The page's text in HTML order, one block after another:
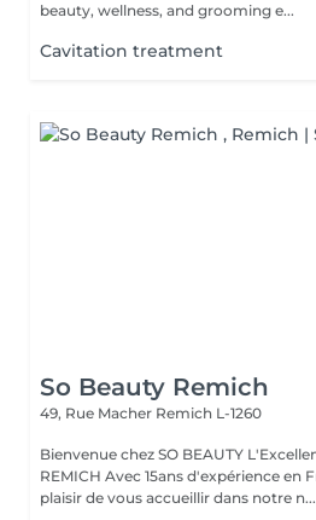
beauty, wellness, and grooming e...
Cavitation treatment
So Beauty Remich
49, Rue Macher Remich L-1260
Bienvenue chez SO BEAUTY L'Excellence de la Beauté à
REMICH Avec 15ans d'expérience en France, nous avons le
plaisir de vous accueillir dans notre n...